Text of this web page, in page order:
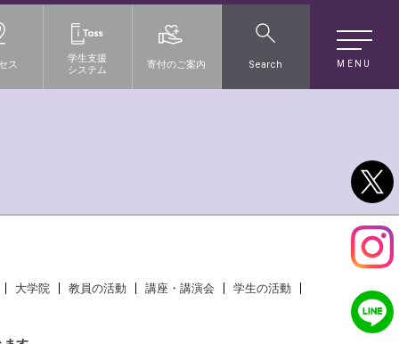
MENU
ス
学生支援
システム
寄付のご案内 Search
大学院 教員の活動 講座・講演会
学生の活動